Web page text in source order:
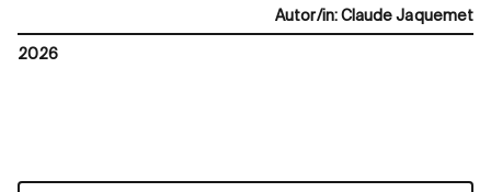
Autor/in: Claude Jaquemet
2026